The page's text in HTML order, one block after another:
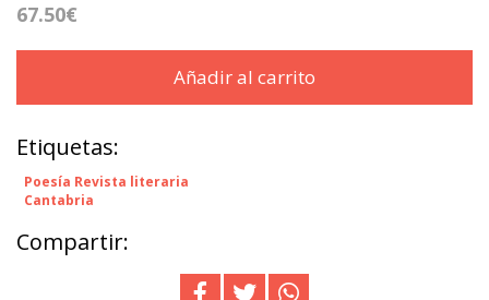
67.50€
Añadir al carrito
Etiquetas:
Poesía Revista literaria
Cantabria
Compartir: